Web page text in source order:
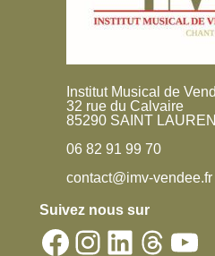
Institut Musical de
32 rue du Calvaire
85290 SAINT
06 82 91 99 70
contact@imv-vendee.fr
Suivez nous sur
Facebook
Instagram
LinkedIn